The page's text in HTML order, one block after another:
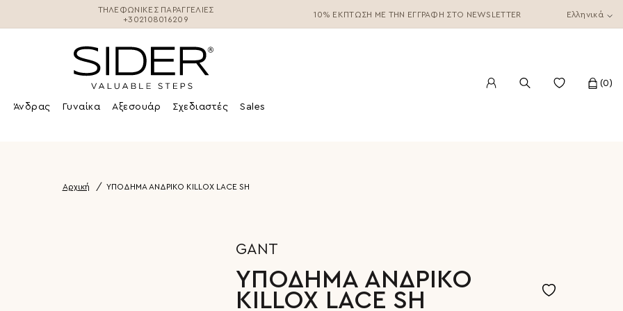
ΤΗΛΕΦΩΝΙΚΕΣ ΠΑΡΑΓΓΕΛΊΕΣ
+302108016209
10% ΈΚΠΤΩΣΗ ΜΕ ΤΗΝ ΕΓΓΡΑΦΉ ΣΤΟ NEWSLETTER Ελληνικά
Άνδρας Γυναίκα Αξεσουάρ Σχεδιαστές Sales
0
Αρχική ΥΠΟΔΗΜΑ ΑΝΔΡΙΚΟ KILLOX LACE SH
GANT
ΥΠΟΔΗΜΑ ΑΝΔΡΙΚΟ
KILLOX LACE SH